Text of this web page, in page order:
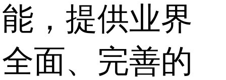
能，提供业界
全面、完善的